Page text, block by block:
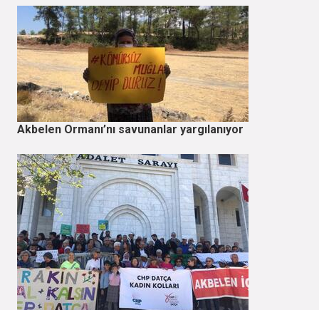
Akbelen Ormanı’nı savunanlar yargılanıyor